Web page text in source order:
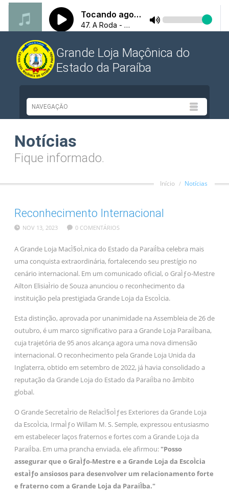
Grande Loja Maçônica do
Estado da Paraíba
Notícias
Fique informado.
Início Notícias
Reconhecimento Internacional
NOV 13, 2023 0 COMENTÁRIOS
A Grande Loja MacÌ§oÌ‚nica do Estado da ParaiÌba celebra mais
uma conquista extraordinária, fortalecendo seu prestígio no
cenário internacional. Em um comunicado oficial, o GraÌƒo-Mestre
Ailton ElisiaÌrio de Souza anunciou o reconhecimento da
instituição pela prestigiada Grande Loja da EscoÌcia.
Esta distinção, aprovada por unanimidade na Assembleia de 26 de
outubro, é um marco significativo para a Grande Loja ParaiÌbana,
cuja trajetória de 95 anos alcança agora uma nova dimensão
internacional. O reconhecimento pela Grande Loja Unida da
Inglaterra, obtido em setembro de 2022, já havia consolidado a
reputação da Grande Loja do Estado da ParaiÌba no âmbito
global.
O Grande SecretaÌrio de RelacÌ§oÌƒes Exteriores da Grande Loja
da EscoÌcia, IrmaÌƒo Willam M. S. Semple, expressou entusiasmo
em estabelecer laços fraternos e fortes com a Grande Loja da
ParaiÌba. Em uma prancha enviada, ele afirmou: "Posso
assegurar que o GraÌƒo-Mestre e a Grande Loja da EscoÌcia
estaÌƒo ansiosos para desenvolver um relacionamento forte
e fraterno com a Grande Loja da ParaiÌba."